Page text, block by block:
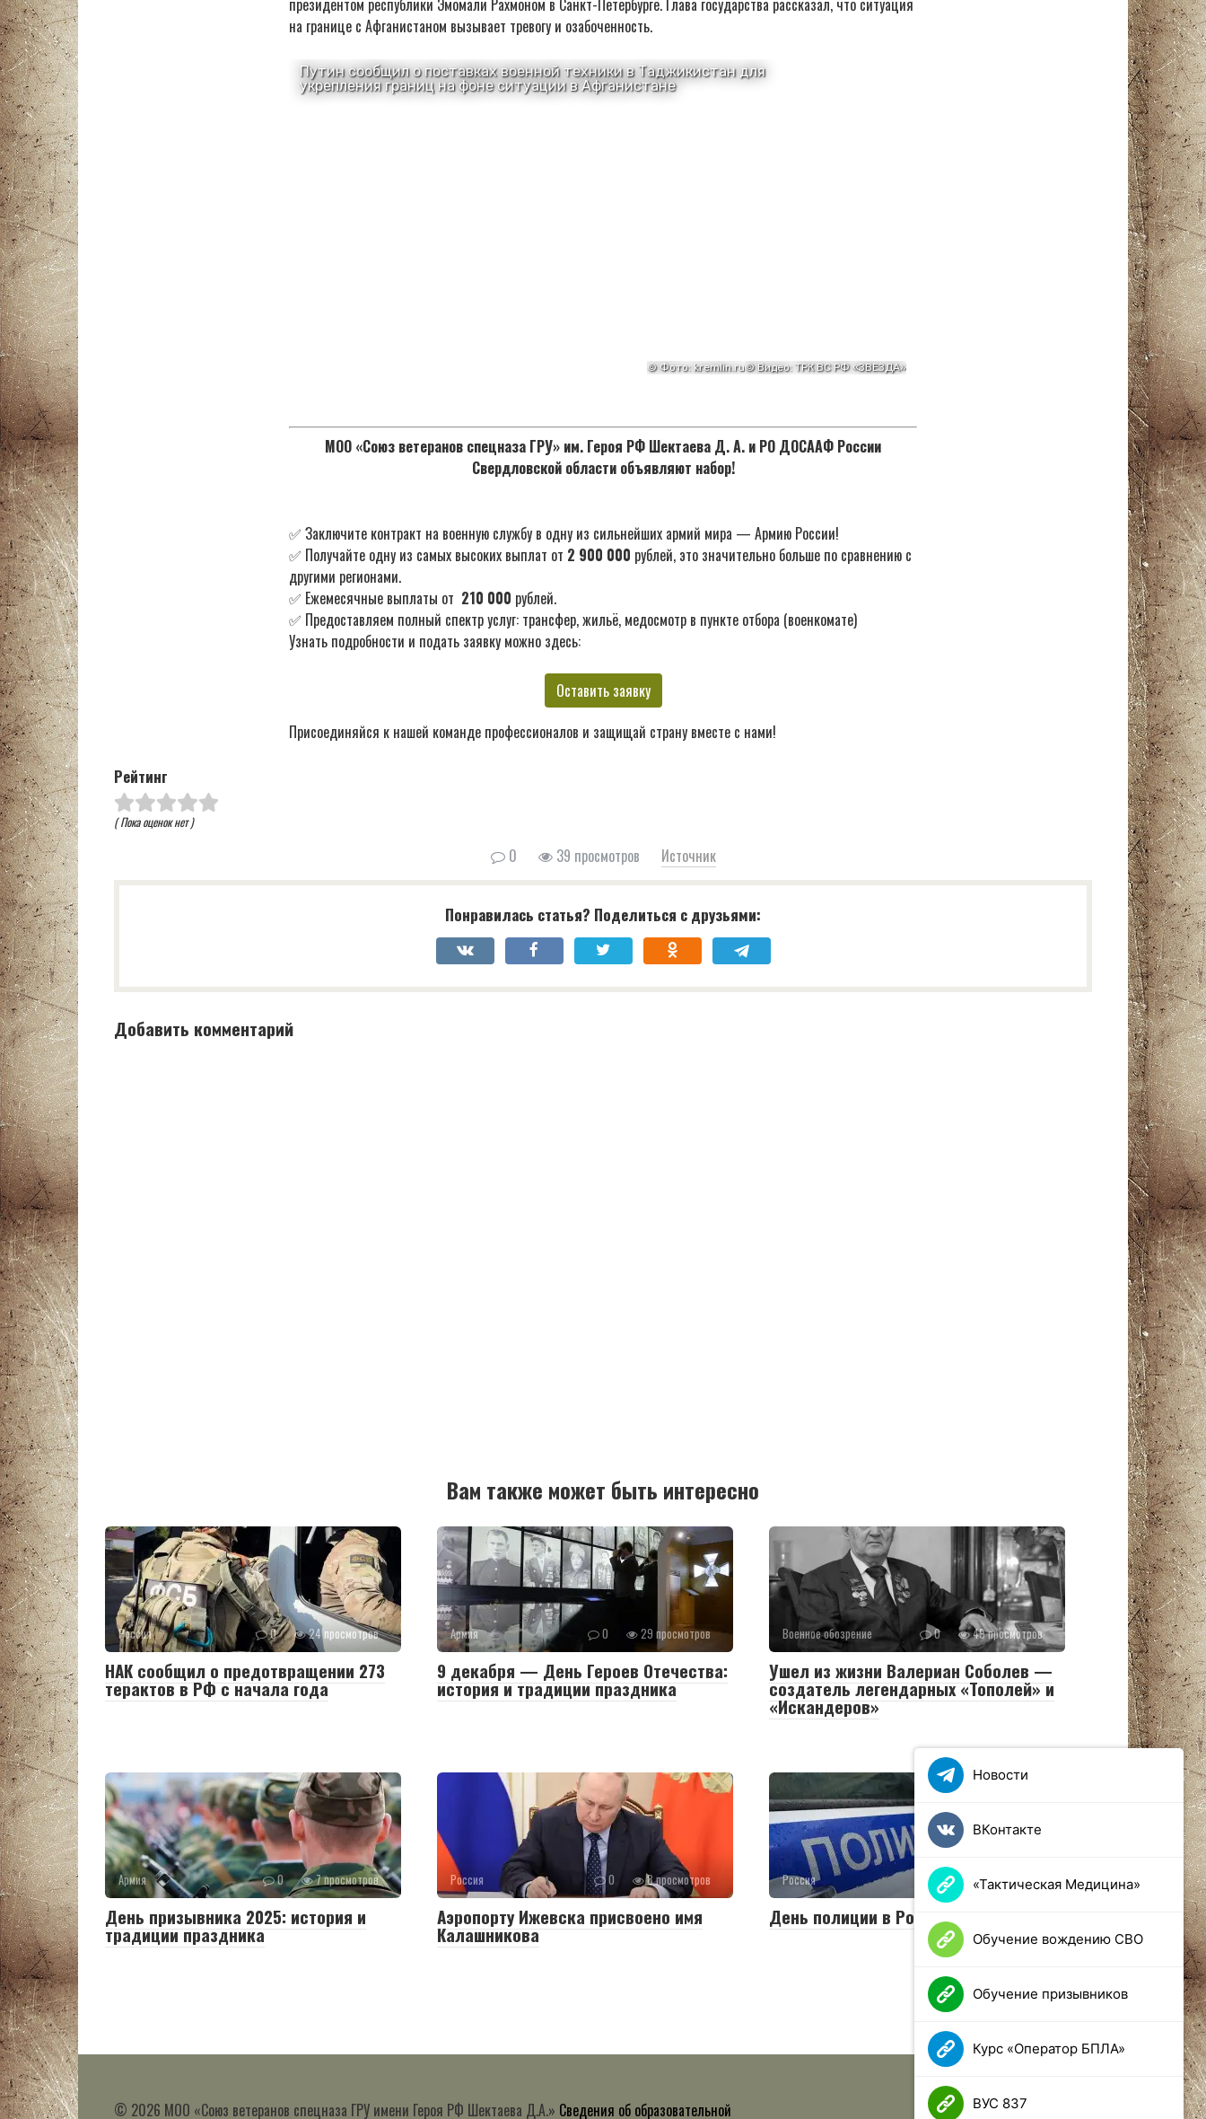
президентом республики Эмомали Рахмоном в Санкт-Петербурге. Глава государства рассказал, что ситуация
на границе с Афганистаном вызывает тревогу и озабоченность.
МОО «Союз ветеранов спецназа ГРУ» им. Героя РФ Шектаева Д. А. и РО ДОСААФ России
Свердловской области объявляют набор!
✅ Заключите контракт на военную службу в одну из сильнейших армий мира — Армию России!
✅ Получайте одну из самых высоких выплат от 2 900 000 рублей, это значительно больше по сравнению с
другими регионами.
✅ Ежемесячные выплаты от 210 000 рублей.
✅ Предоставляем полный спектр услуг: трансфер, жильё, медосмотр в пункте отбора (военкомате)
Узнать подробности и подать заявку можно здесь:
Оставить заявку
Присоединяйся к нашей команде профессионалов и защищай страну вместе с нами!
Рейтинг
( Пока оценок нет )
0 39 просмотров Источник
Понравилась статья? Поделиться с друзьями:
Добавить комментарий
Вам также может быть интересно
Россия 0 24 просмотров
НАК сообщил о предотвращении 273
терактов в РФ с начала года
Армия 0 29 просмотров
9 декабря — День Героев Отечества:
история и традиции праздника
Военное обозрение 0 49 просмотров
Ушел из жизни Валериан Соболев —
создатель легендарных «Тополей» и
«Искандеров»
Армия 0 7 просмотров
День призывника 2025: история и
традиции праздника
Россия 0 8 просмотров
Аэропорту Ижевска присвоено имя
Калашникова
Россия 0 41 просмотров
День полиции в России 2025
© 2026 МОО «Союз ветеранов спецназа ГРУ имени Героя РФ Шектаева Д.А.» Сведения об образовательной
Новости
ВКонтакте
«Тактическая Медицина»
Обучение вождению СВО
Обучение призывников
Курс «Оператор БПЛА»
ВУС 837